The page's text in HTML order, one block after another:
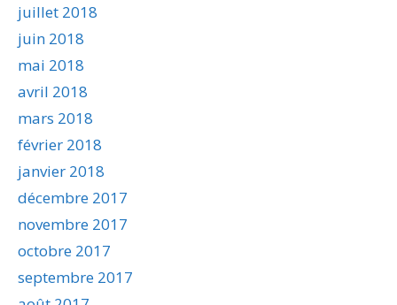
juillet 2018
juin 2018
mai 2018
avril 2018
mars 2018
février 2018
janvier 2018
décembre 2017
novembre 2017
octobre 2017
septembre 2017